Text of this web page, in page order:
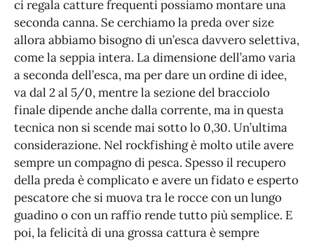
ci regala catture frequenti possiamo montare una
seconda canna. Se cerchiamo la preda over size
allora abbiamo bisogno di un’esca davvero selettiva,
come la seppia intera. La dimensione dell’amo varia
a seconda dell’esca, ma per dare un ordine di idee,
va dal 2 al 5/0, mentre la sezione del bracciolo
finale dipende anche dalla corrente, ma in questa
tecnica non si scende mai sotto lo 0,30. Un’ultima
considerazione. Nel rockfishing è molto utile avere
sempre un compagno di pesca. Spesso il recupero
della preda è complicato e avere un fidato e esperto
pescatore che si muova tra le rocce con un lungo
guadino o con un raffio rende tutto più semplice. E
poi, la felicità di una grossa cattura è sempre